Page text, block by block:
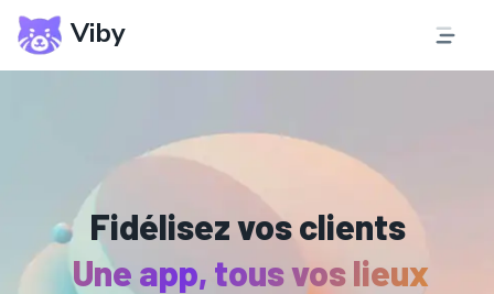
Viby
Fidélisez vos clients
Une app, tous vos lieux